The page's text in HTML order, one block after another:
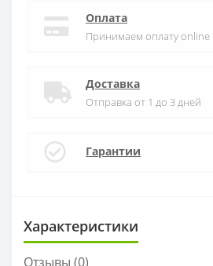
Оплата
Принимаем оплату online
Доставка
Отправка от 1 до 3 дней
Гарантии
Характеристики
Отзывы (0)